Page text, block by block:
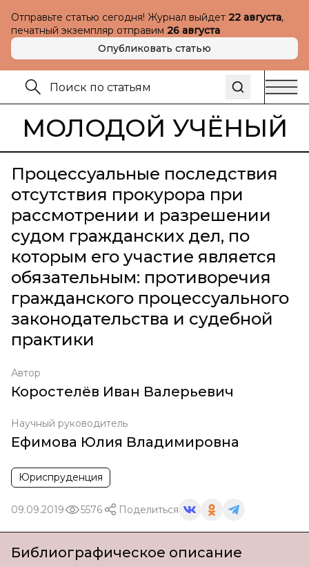
Отправьте статью сегодня! Журнал выйдет 22 августа,
печатный экземпляр отправим 26 августа
Опубликовать статью
МОЛОДОЙ УЧЁНЫЙ
Процессуальные последствия
отсутствия прокурора при
рассмотрении и разрешении
судом гражданских дел, по
которым его участие является
обязательным: противоречия
гражданского процессуального
законодательства и судебной
практики
Автор
Коростелёв Иван Валерьевич
Научный руководитель
Ефимова Юлия Владимировна
Юриспруденция
09.09.2019 5576 Поделиться
Библиографическое описание